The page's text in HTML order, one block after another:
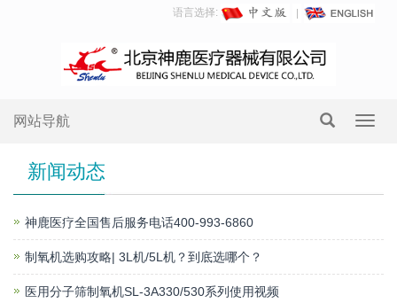
语言选择:
网站导航
新闻动态
神鹿医疗全国售后服务电话400-993-6860
制氧机选购攻略| 3L机/5L机？到底选哪个？
医用分子筛制氧机SL-3A330/530系列使用视频